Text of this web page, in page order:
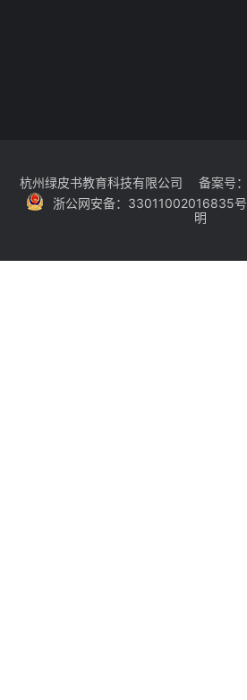
杭州绿皮书教育科技有限公司 备案号：
浙公网安备：33011002016835号
明